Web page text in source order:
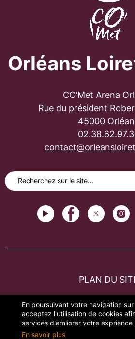
En poursuivant votre navigation
acceptez l'utilisation de cookies
services d'amliorer votre exprience
En savoir plus
Orléans
CO’Met Arena
Rue du président
45000
PLAN DU
MENTIONS